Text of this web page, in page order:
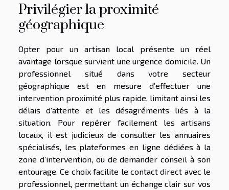
Privilégier la proximité
géographique
Opter pour un artisan local présente un réel
avantage lorsque survient une urgence domicile. Un
professionnel situé dans votre secteur
géographique est en mesure d’effectuer une
intervention proximité plus rapide, limitant ainsi les
délais d’attente et les désagréments liés à la
situation. Pour repérer facilement les artisans
locaux, il est judicieux de consulter les annuaires
spécialisés, les plateformes en ligne dédiées à la
zone d’intervention, ou de demander conseil à son
entourage. Ce choix facilite le contact direct avec le
professionnel, permettant un échange clair sur vos